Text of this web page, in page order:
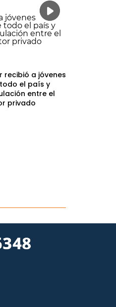
recibió a jóvenes
el país y
entre el
privado